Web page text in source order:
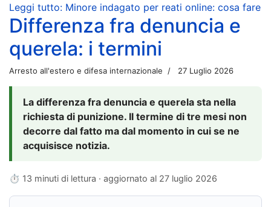
Leggi tutto: Minore indagato per reati online: cosa fare
Differenza fra denuncia e
querela: i termini
Arresto all'estero e difesa internazionale 27 Luglio 2026
La differenza fra denuncia e querela sta nella
richiesta di punizione. Il termine di tre mesi non
decorre dal fatto ma dal momento in cui se ne
acquisisce notizia.
⏱ 13 minuti di lettura · aggiornato al 27 luglio 2026